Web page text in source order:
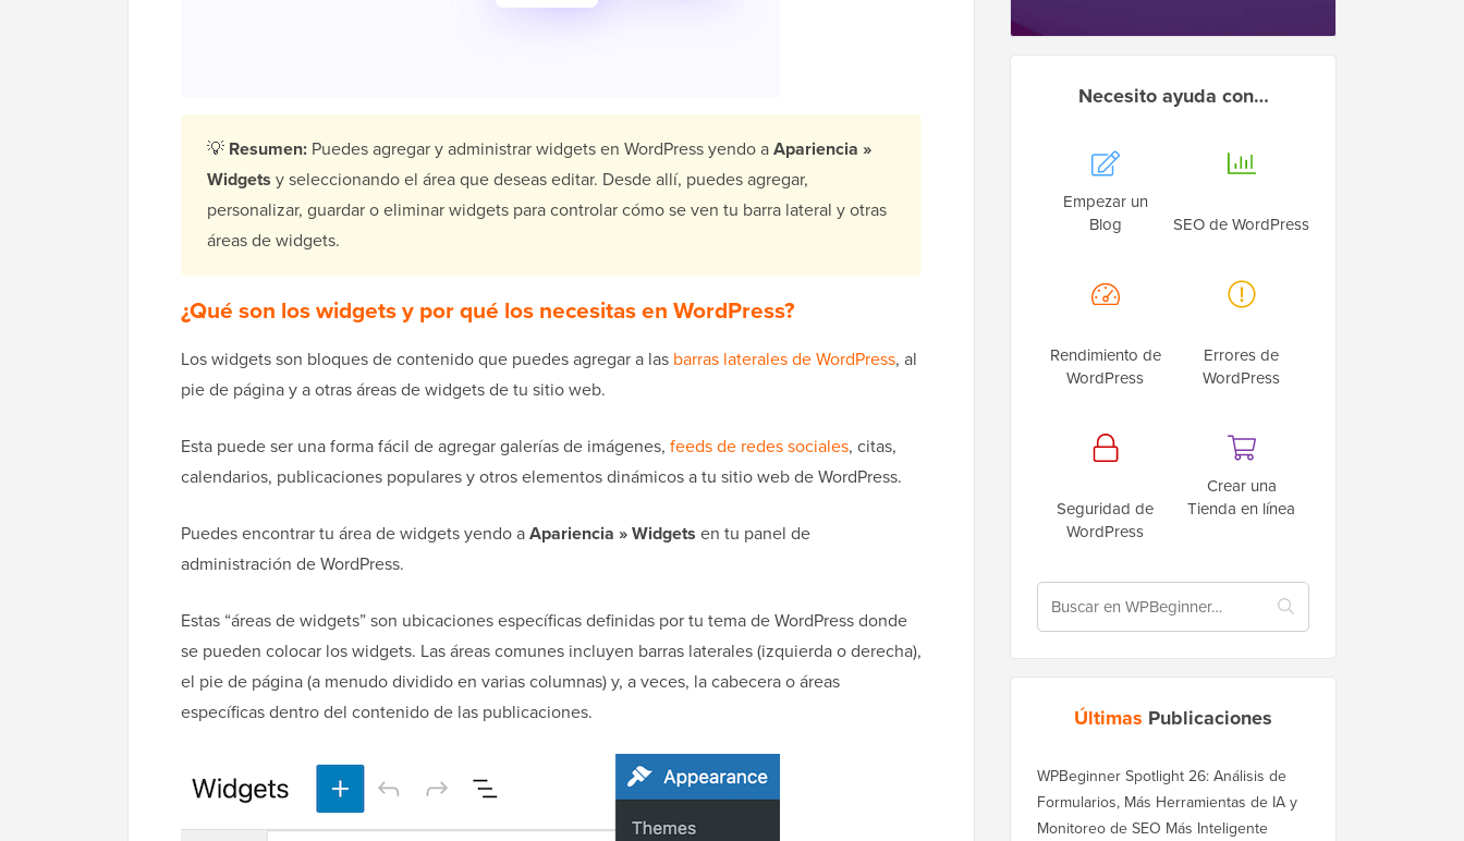
💡 Resumen: Puedes agregar y administrar widgets en WordPress yendo aApariencia »
Widgets y seleccionando el área que deseas editar. Desde allí, puedes agregar,
personalizar, guardar o eliminar widgets para controlar cómo se ven tu barra lateral y otras
áreas de widgets.
¿Qué son los widgets y por qué los necesitas en WordPress?
Los widgets son bloques de contenido que puedes agregar a las barras laterales de WordPress, al
pie de página y a otras áreas de widgets de tu sitio web.
Esta puede ser una forma fácil de agregar galerías de imágenes, feeds de redes sociales, citas,
calendarios, publicaciones populares y otros elementos dinámicos a tu sitio web de WordPress.
Puedes encontrar tu área de widgets yendo aApariencia » Widgets en tu panel de
administración de WordPress.
Estas “áreas de widgets” son ubicaciones específicas definidas por tu tema de WordPress donde
se pueden colocar los widgets. Las áreas comunes incluyen barras laterales (izquierda o derecha),
el pie de página (a menudo dividido en varias columnas) y, a veces, la cabecera o áreas
específicas dentro del contenido de las publicaciones.
Necesito ayuda con…
Empezar un
Blog
SEO de WordPress
Rendimiento de
WordPress
Errores de
WordPress
Seguridad de
WordPress
Crear una
Tienda en línea
Últimas Publicaciones
WPBeginner Spotlight 26: Análisis de
Formularios, Más Herramientas de IA y
Monitoreo de SEO Más Inteligente